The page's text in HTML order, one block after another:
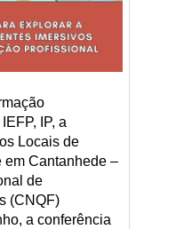
IP, a
Locais de
em Cantanhede –
de
(CNQF)
a conferência